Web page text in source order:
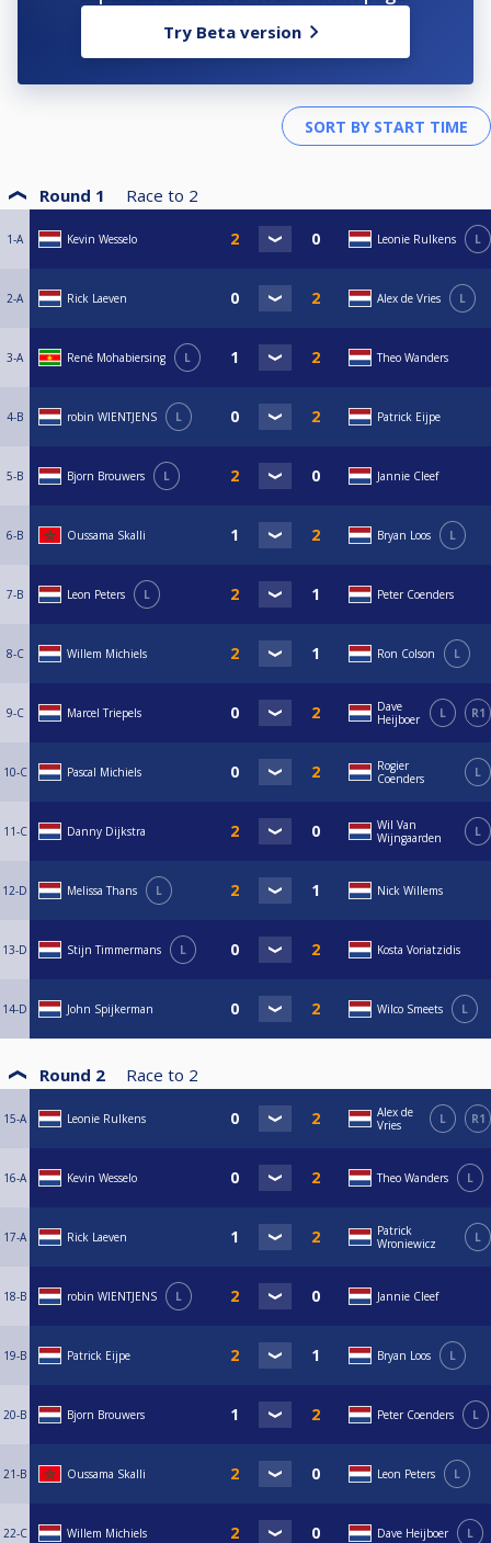
Try Beta version
Round 1 Race to 2
1-A Kevin Wesselo Leonie Rulkens L
2-A Rick Laeven Alex de Vries L
3-A René Mohabiersing L Theo Wanders
4-B robin WIENTJENS L Patrick Eijpe
5-B Bjorn Brouwers L Jannie Cleef
6-B Oussama Skalli Bryan Loos L
7-B Leon Peters L Peter Coenders
8-C Willem Michiels Ron Colson L
9-C Marcel Triepels
Dave
Heijboer
L R1
10-C Pascal Michiels
Rogier
Coenders
L
11-C Danny Dijkstra
Wil Van
Wijngaarden
L
12-D Melissa Thans L Nick Willems
13-D Stijn Timmermans L Kosta Voriatzidis
14-D John Spijkerman Wilco Smeets L
Round 2 Race to 2
15-A Leonie Rulkens
Alex de
Vries
L R1
16-A Kevin Wesselo Theo Wanders L
17-A Rick Laeven
Patrick
Wroniewicz
L
18-B robin WIENTJENS L Jannie Cleef
19-B Patrick Eijpe Bryan Loos L
20-B Bjorn Brouwers Peter Coenders L
21-B Oussama Skalli Leon Peters L
22-C Willem Michiels Dave Heijboer L